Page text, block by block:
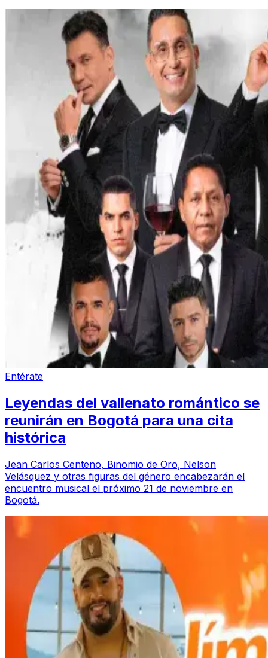
Entérate
Leyendas del vallenato romántico se
reunirán en Bogotá para una cita
histórica
Jean Carlos Centeno, Binomio de Oro, Nelson
Velásquez y otras figuras del género encabezarán el
encuentro musical el próximo 21 de noviembre en
Bogotá.